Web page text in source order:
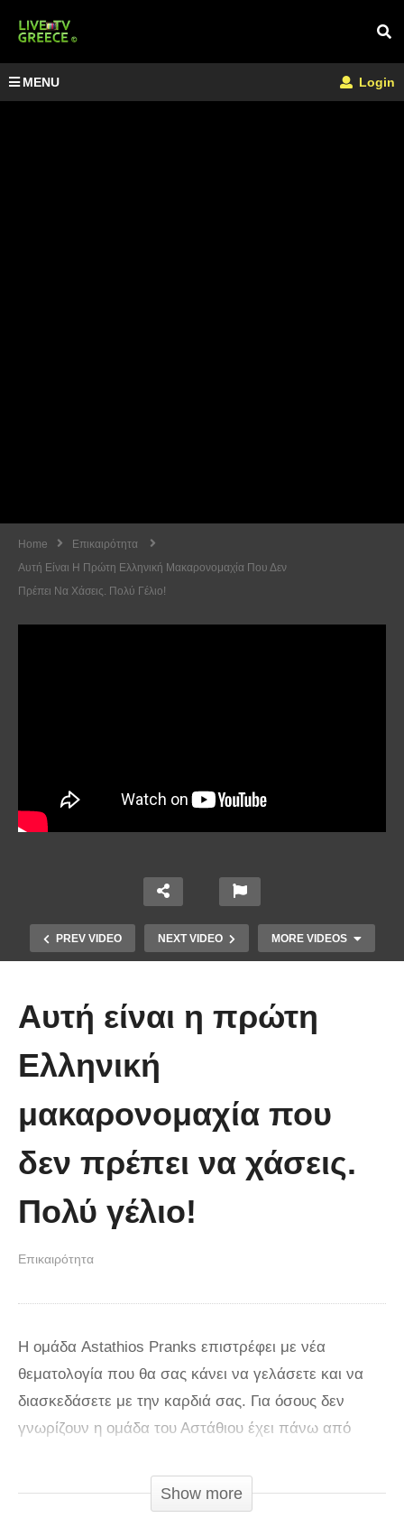
MENU Login
Home
Επικαιρότητα
Αυτή Είναι Η Πρώτη Ελληνική Μακαρονομαχία Που Δεν
Πρέπει Να Χάσεις. Πολύ Γέλιο!
PREV VIDEO NEXT VIDEO MORE VIDEOS
πρώτη στιγμή και συγκίνησε το
νοηματική με ένα μικρό κορίτσι
Αυτή είναι η πρώτη
Ελληνική
μακαρονομαχία που
δεν πρέπει να χάσεις.
Πολύ γέλιο!
Επικαιρότητα
Η ομάδα Astathios Pranks επιστρέφει με νέα
θεματολογία που θα σας κάνει να γελάσετε και να
διασκεδάσετε με την καρδιά σας. Για όσους δεν
γνωρίζουν η ομάδα του Αστάθιου έχει πάνω από
15.000.000 προβολές.
Show more